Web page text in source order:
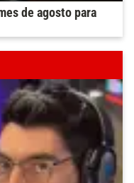
de agosto para